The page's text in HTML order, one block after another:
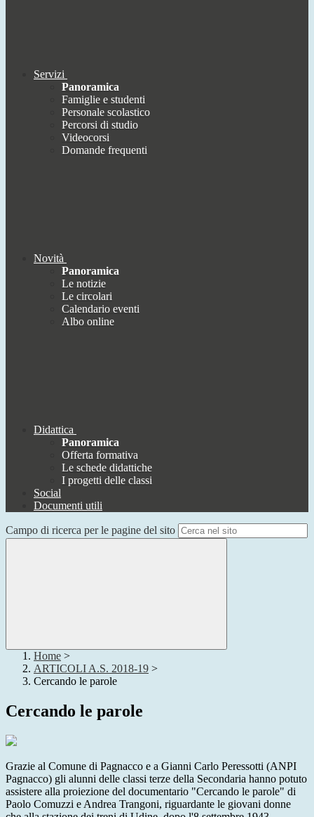
Servizi
Panoramica
Famiglie e studenti
Personale scolastico
Percorsi di studio
Videocorsi
Domande frequenti
Novità
Panoramica
Le notizie
Le circolari
Calendario eventi
Albo online
Didattica
Panoramica
Offerta formativa
Le schede didattiche
I progetti delle classi
Social
Documenti utili
Campo di ricerca per le pagine del sito
Home >
ARTICOLI A.S. 2018-19 >
Cercando le parole
Cercando le parole
Grazie al Comune di Pagnacco e a Gianni Carlo Peressotti (ANPI
Pagnacco) gli alunni delle classi terze della Secondaria hanno potuto
assistere alla proiezione del documentario "Cercando le parole" di
Paolo Comuzzi e Andrea Trangoni, riguardante le giovani donne